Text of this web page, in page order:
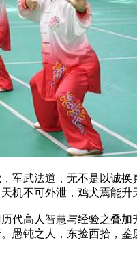
武法道，无不是以诚换
机不可外泄，鸡犬焉能升
高人智慧与经验之叠加
愚钝之人，东捡西拾，